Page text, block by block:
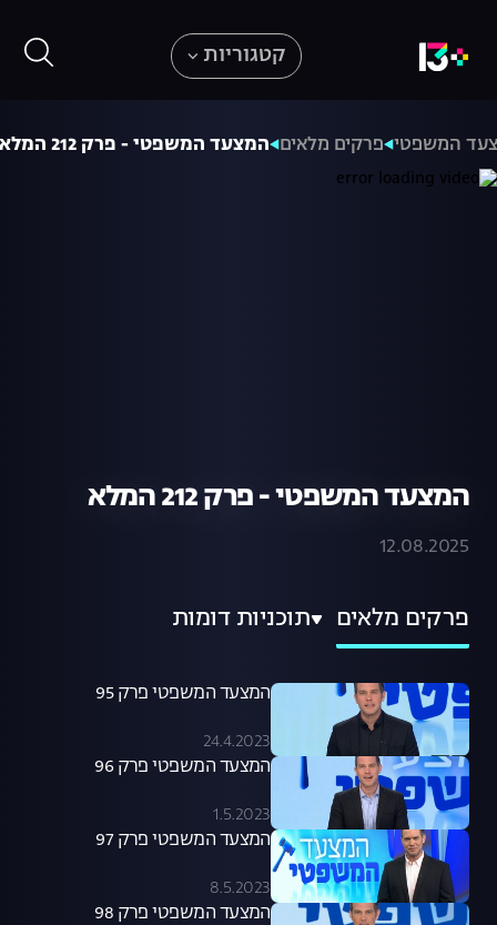
קטגוריות
המשפטי פרקים מלאים המצעד המשפטי - פרק 212 המלא
המצעד המשפטי - פרק 212 המלא
12.08.2025
פרקים מלאים תוכניות דומות
המצעד המשפטי פרק 95
24.4.2023
המצעד המשפטי פרק 96
1.5.2023
המצעד המשפטי פרק 97
8.5.2023
המצעד המשפטי פרק 98